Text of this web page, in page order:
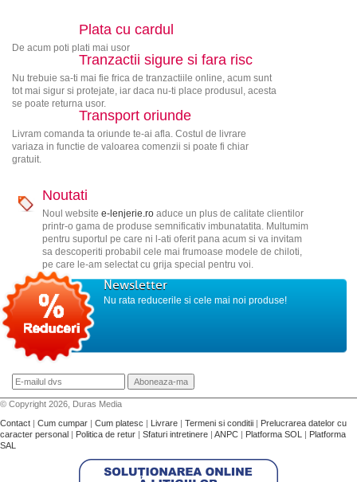
Plata cu cardul
De acum poti plati mai usor
Tranzactii sigure si fara risc
Nu trebuie sa-ti mai fie frica de tranzactiile online, acum sunt
tot mai sigur si protejate, iar daca nu-ti place produsul, acesta
se poate returna usor.
Transport oriunde
Livram comanda ta oriunde te-ai afla. Costul de livrare
variaza in functie de valoarea comenzii si poate fi chiar
gratuit.
Noutati
Noul website e-lenjerie.roaduce un plus de calitate clientilor
printr-o gama de produse semnificativ imbunatatita. Multumim
pentru suportul pe care ni l-ati oferit pana acum si va invitam
sa descoperiti probabil cele mai frumoase modele de chiloti,
pe care le-am selectat cu grija special pentru voi.
Newsletter
Nu rata reducerile si cele mai noi produse!
© Copyright 2026, Duras Media
Contact | Cum cumpar | Cum platesc | Livrare | Termeni si conditii | Prelucrarea datelor cu
caracter personal | Politica de retur | Sfaturi intretinere | ANPC | Platforma SOL | Platforma
SAL